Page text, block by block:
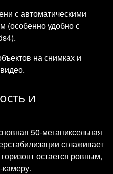
с автоматическими
(особенно удобно с
на снимках и
и
50-мегапиксельная
сглаживает
остается ровным,
камеру.